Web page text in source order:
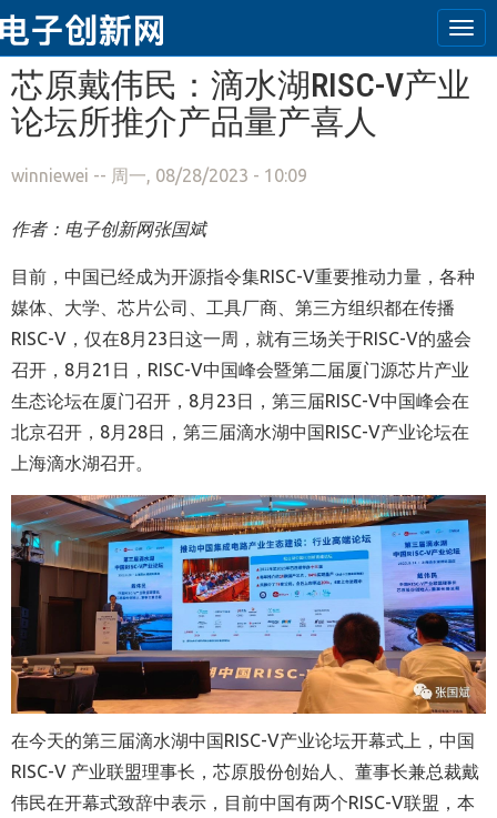
跳转到主要内容
芯原戴伟民：滴水湖RISC-V产业
论坛所推介产品量产喜人
winniewei -- 周一, 08/28/2023 - 10:09
作者：电子创新网张国斌
目前，中国已经成为开源指令集RISC-V重要推动力量，各种
媒体、大学、芯片公司、工具厂商、第三方组织都在传播
RISC-V，仅在8月23日这一周，就有三场关于RISC-V的盛会
召开，8月21日，RISC-V中国峰会暨第二届厦门源芯片产业
生态论坛在厦门召开，8月23日，第三届RISC-V中国峰会在
北京召开，8月28日，第三届滴水湖中国RISC-V产业论坛在
上海滴水湖召开。
在今天的第三届滴水湖中国RISC-V产业论坛开幕式上，中国
RISC-V 产业联盟理事长，芯原股份创始人、董事长兼总裁戴
伟民在开幕式致辞中表示，目前中国有两个RISC-V联盟，本